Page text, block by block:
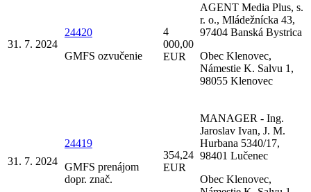
31. 7. 2024
24420
GMFS ozvučenie
4
000,00
EUR
AGENT Media Plus, s.
r. o., Mládežnícka 43,
97404 Banská Bystrica
Obec Klenovec,
Námestie K. Salvu 1,
98055 Klenovec
31. 7. 2024
24419
GMFS prenájom
dopr. znač.
354,24
EUR
MANAGER - Ing.
Jaroslav Ivan, J. M.
Hurbana 5340/17,
98401 Lučenec
Obec Klenovec,